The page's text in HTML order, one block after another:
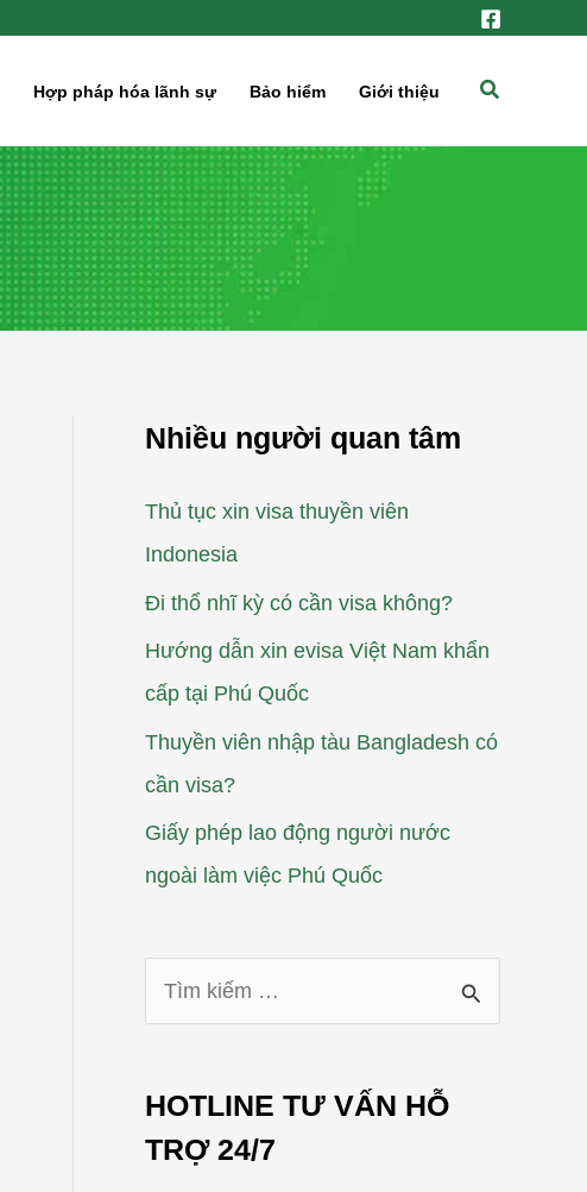
Hợp pháp hóa lãnh sự Bảo hiểm Giới thiệu
Tìm
Nhiều người quan tâm
Thủ tục xin visa thuyền viên
Indonesia
Đi thổ nhĩ kỳ có cần visa không?
Hướng dẫn xin evisa Việt Nam khẩn
cấp tại Phú Quốc
Thuyền viên nhập tàu Bangladesh có
cần visa?
Giấy phép lao động người nước
ngoài làm việc Phú Quốc
HOTLINE TƯ VẤN HỖ
TRỢ 24/7